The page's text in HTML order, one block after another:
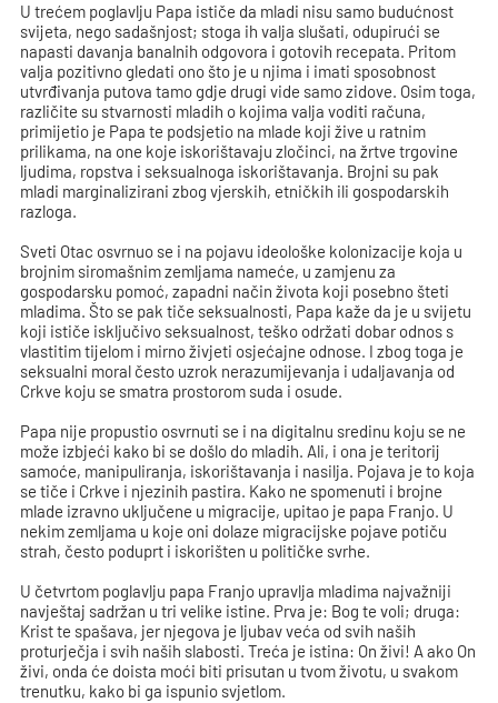
U trećem poglavlju Papa ističe da mladi nisu samo budućnost
svijeta, nego sadašnjost; stoga ih valja slušati, odupirući se
napasti davanja banalnih odgovora i gotovih recepata. Pritom
valja pozitivno gledati ono što je u njima i imati sposobnost
utvrđivanja putova tamo gdje drugi vide samo zidove. Osim toga,
različite su stvarnosti mladih o kojima valja voditi računa,
primijetio je Papa te podsjetio na mlade koji žive u ratnim
prilikama, na one koje iskorištavaju zločinci, na žrtve trgovine
ljudima, ropstva i seksualnoga iskorištavanja. Brojni su pak
mladi marginalizirani zbog vjerskih, etničkih ili gospodarskih
razloga.
Sveti Otac osvrnuo se i na pojavu ideološke kolonizacije koja u
brojnim siromašnim zemljama nameće, u zamjenu za
gospodarsku pomoć, zapadni način života koji posebno šteti
mladima. Što se pak tiče seksualnosti, Papa kaže da je u svijetu
koji ističe isključivo seksualnost, teško održati dobar odnos s
vlastitim tijelom i mirno živjeti osjećajne odnose. I zbog toga je
seksualni moral često uzrok nerazumijevanja i udaljavanja od
Crkve koju se smatra prostorom suda i osude.
Papa nije propustio osvrnuti se i na digitalnu sredinu koju se ne
može izbjeći kako bi se došlo do mladih. Ali, i ona je teritorij
samoće, manipuliranja, iskorištavanja i nasilja. Pojava je to koja
se tiče i Crkve i njezinih pastira. Kako ne spomenuti i brojne
mlade izravno uključene u migracije, upitao je papa Franjo. U
nekim zemljama u koje oni dolaze migracijske pojave potiču
strah, često poduprt i iskorišten u političke svrhe.
U četvrtom poglavlju papa Franjo upravlja mladima najvažniji
navještaj sadržan u tri velike istine. Prva je: Bog te voli; druga:
Krist te spašava, jer njegova je ljubav veća od svih naših
proturječja i svih naših slabosti. Treća je istina: On živi! A ako On
živi, onda će doista moći biti prisutan u tvom životu, u svakom
trenutku, kako bi ga ispunio svjetlom.